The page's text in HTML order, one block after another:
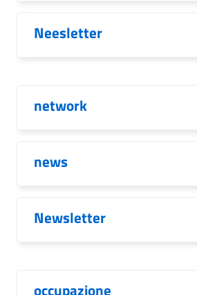
Neesletter
network
news
Newsletter
occupazione